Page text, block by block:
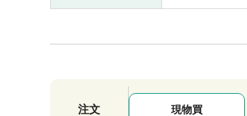
注文 現物買